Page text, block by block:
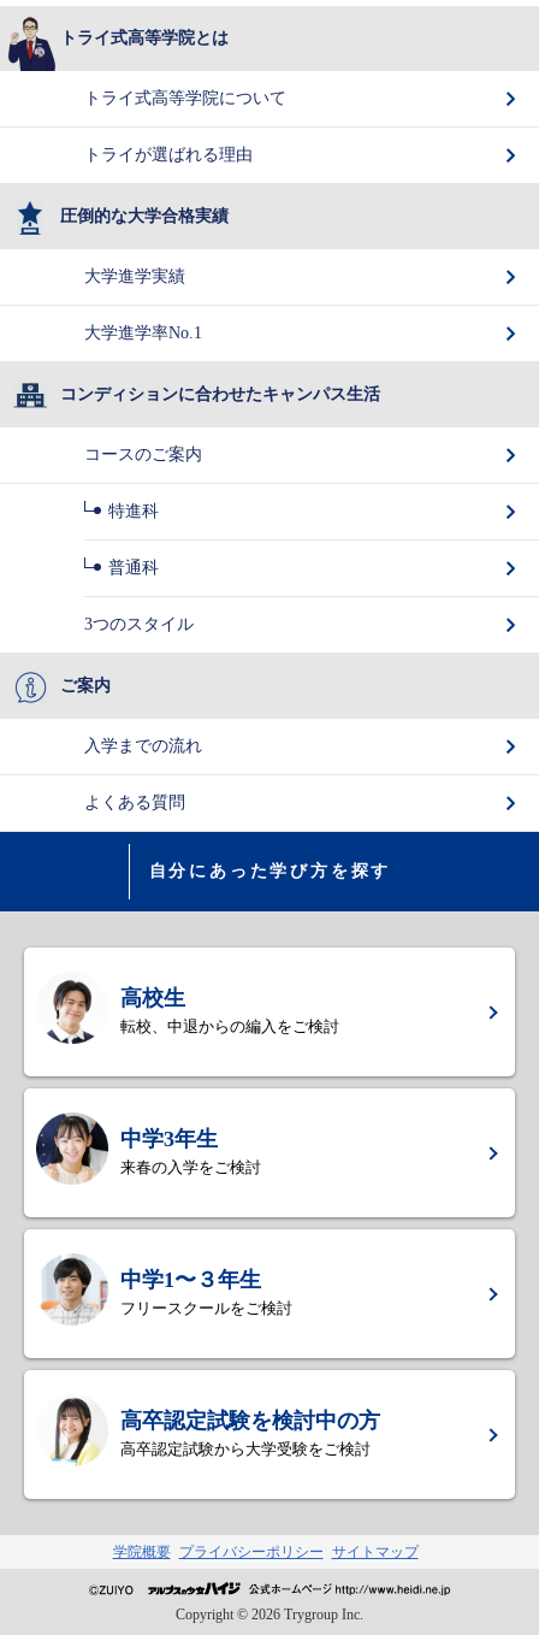
トライ式高等学院とは
トライ式高等学院について
トライが選ばれる理由
圧倒的な大学合格実績
大学進学実績
大学進学率No.1
コンディションに合わせたキャンパス生活
コースのご案内
特進科
普通科
3つのスタイル
ご案内
入学までの流れ
よくある質問
自分にあった学び方を探す
高校生
転校、中退からの編入をご検討
中学3年生
来春の入学をご検討
中学1〜３年生
フリースクールをご検討
高卒認定試験を検討中の方
高卒認定試験から大学受験をご検討
学院概要 プライバシーポリシー サイトマップ
Copyright © 2026 Trygroup Inc.